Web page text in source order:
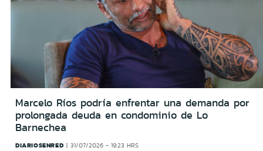
Marcelo Ríos podría enfrentar una demanda por
prolongada deuda en condominio de Lo
Barnechea
DIARIOSENRED 31/07/2026 - 19:23 HRS